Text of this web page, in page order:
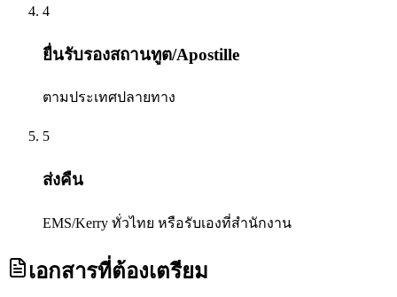
4
ยื่นรับรองสถานทูต/Apostille
ตามประเทศปลายทาง
5
ส่งคืน
EMS/Kerry ทั่วไทย หรือรับเองที่สำนักงาน
เอกสารที่ต้องเตรียม